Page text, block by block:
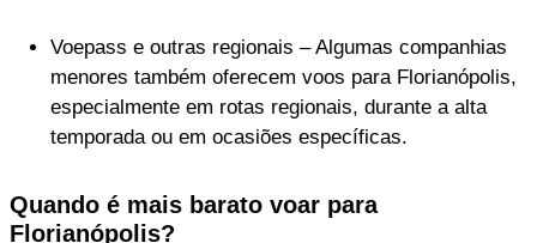
Voepass e outras regionais – Algumas companhias
menores também oferecem voos para Florianópolis,
especialmente em rotas regionais, durante a alta
temporada ou em ocasiões específicas.
Quando é mais barato voar para
Florianópolis?